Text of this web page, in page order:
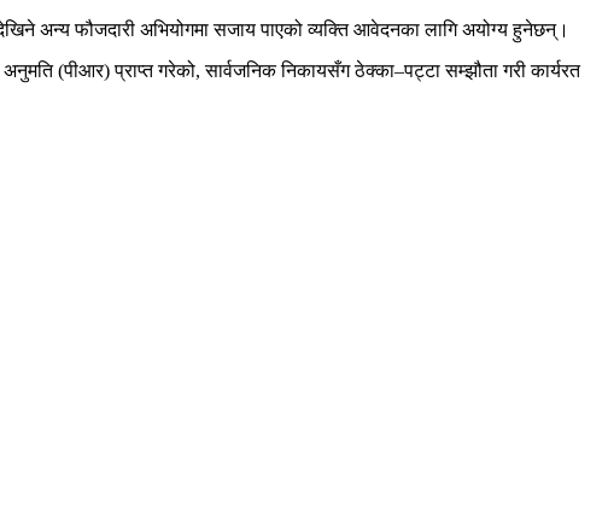
अन्य फौजदारी अभियोगमा सजाय पाएको व्यक्ति आवेदनका लागि अयोग्य हुनेछन्।
(पीआर) प्राप्त गरेको, सार्वजनिक निकायसँग ठेक्का–पट्टा सम्झौता गरी कार्यरत